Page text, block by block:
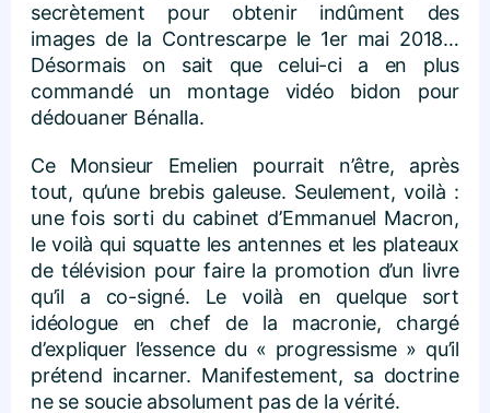
secrètement pour obtenir indûment des
images de la Contrescarpe le 1er mai 2018…
Désormais on sait que celui-ci a en plus
commandé un montage vidéo bidon pour
dédouaner Bénalla.
Ce Monsieur Emelien pourrait n’être, après
tout, qu’une brebis galeuse. Seulement, voilà :
une fois sorti du cabinet d’Emmanuel Macron,
le voilà qui squatte les antennes et les plateaux
de télévision pour faire la promotion d’un livre
qu’il a co-signé. Le voilà en quelque sort
idéologue en chef de la macronie, chargé
d’expliquer l’essence du « progressisme » qu’il
prétend incarner. Manifestement, sa doctrine
ne se soucie absolument pas de la vérité.